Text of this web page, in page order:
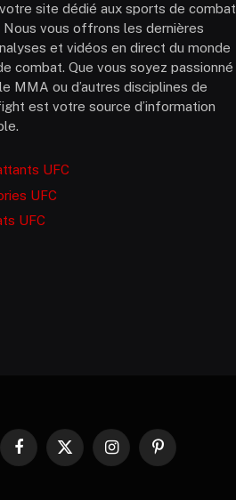
site dédié aux sports de combat
Nous vous offrons les dernières
et vidéos en direct du monde
combat. Que vous soyez passionné
MMA ou d’autres disciplines de
est votre source d’information
UFC
UFC
UFC
Facebook
X
InstagramPinterest